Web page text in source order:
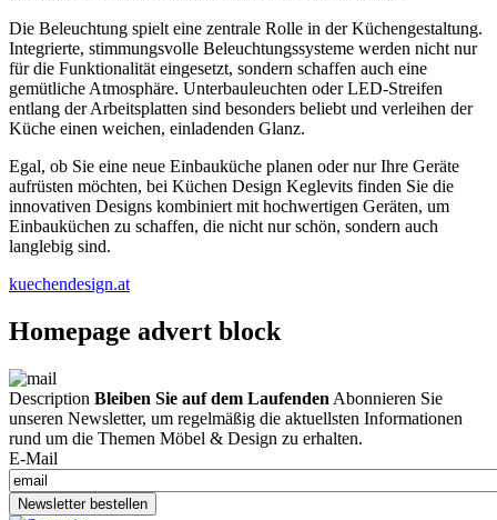
Die Beleuchtung spielt eine zentrale Rolle in der Küchengestaltung.
Integrierte, stimmungsvolle Beleuchtungssysteme werden nicht nur
für die Funktionalität eingesetzt, sondern schaffen auch eine
gemütliche Atmosphäre. Unterbauleuchten oder LED-Streifen
entlang der Arbeitsplatten sind besonders beliebt und verleihen der
Küche einen weichen, einladenden Glanz.
Egal, ob Sie eine neue Einbauküche planen oder nur Ihre Geräte
aufrüsten möchten, bei Küchen Design Keglevits finden Sie die
innovativen Designs kombiniert mit hochwertigen Geräten, um
Einbauküchen zu schaffen, die nicht nur schön, sondern auch
langlebig sind.
kuechendesign.at
Homepage advert block
Description Bleiben Sie auf dem Laufenden Abonnieren Sie
unseren Newsletter, um regelmäßig die aktuellsten Informationen
rund um die Themen Möbel & Design zu erhalten.
E-Mail
Newsletter bestellen